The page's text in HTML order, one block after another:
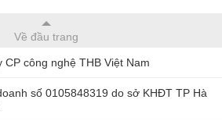
Về đầu trang
công nghệ THB Việt Nam
số 0105848319 do sở KHĐT TP Hà